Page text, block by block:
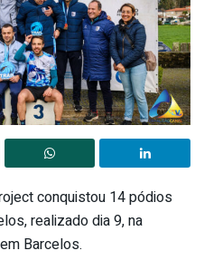
conquistou 14 pódios
realizado dia 9, na
Barcelos.